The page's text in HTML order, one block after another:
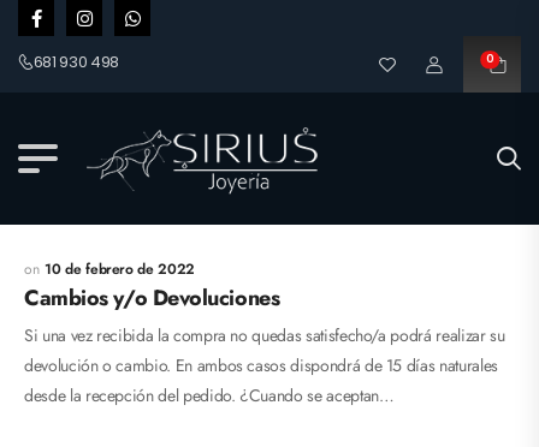
681 930 498 0
10 de febrero de 2022
Cambios y/o Devoluciones
Si una vez recibida la compra no quedas satisfecho/a podrá realizar su
devolución o cambio. En ambos casos dispondrá de 15 días naturales
desde la recepción del pedido. ¿Cuando se aceptan…